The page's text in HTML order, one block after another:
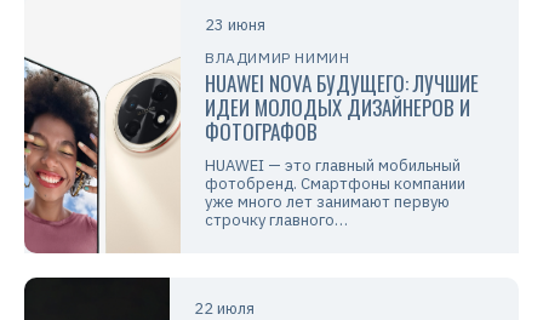
23 июня
ВЛАДИМИР НИМИН
HUAWEI NOVA БУДУЩЕГО: ЛУЧШИЕ
ИДЕИ МОЛОДЫХ ДИЗАЙНЕРОВ И
ФОТОГРАФОВ
HUAWEI — это главный мобильный
фотобренд. Смартфоны компании
уже много лет занимают первую
строчку главного…
22 июля